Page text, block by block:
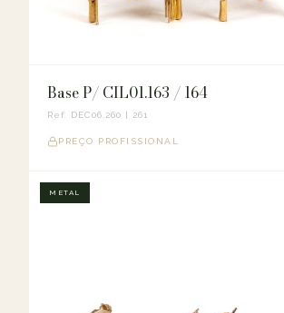
Base P/ CIL01.163 / 164
Ref. DEC06.260 | 261
PREÇO PROFISSIONAL
METAL